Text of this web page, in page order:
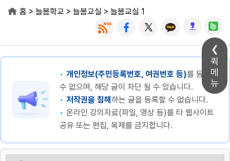
퀵
메
뉴
홈 > 늘봄학교 > 늘봄교실 > 늘봄교실 1
개인정보(주민등록번호, 여권번호 등)를 등록할
수 없으며, 해당 글이 차단 될 수 있습니다.
저작권을 침해하는 글을 등록할 수 없습니다.
온라인 강의자료(파일, 영상 등)를 타 웹사이트
공유 또는 편집, 복제를 금지합니다.